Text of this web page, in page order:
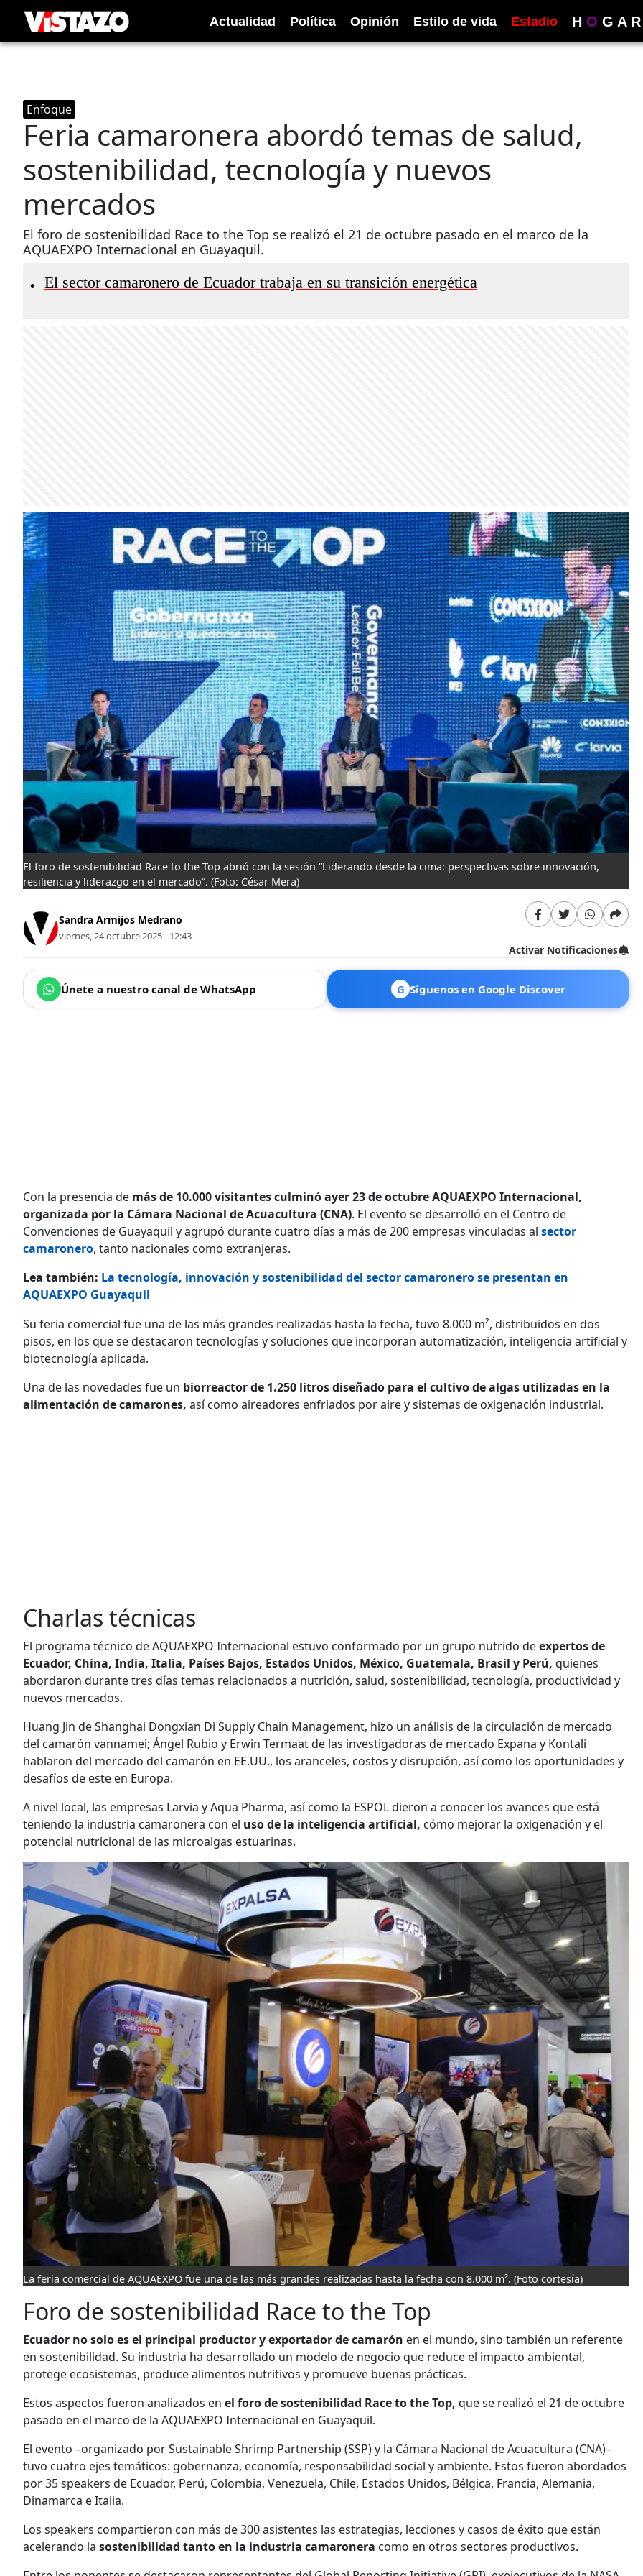
Actualidad Política Opinión Estilo de vida Estadio H O G A R
Enfoque
Feria camaronera abordó temas de salud,
sostenibilidad, tecnología y nuevos
mercados
El foro de sostenibilidad Race to the Top se realizó el 21 de octubre pasado en el marco de la
AQUAEXPO Internacional en Guayaquil.
• El sector camaronero de Ecuador trabaja en su transición energética
El foro de sostenibilidad Race to the Top abrió con la sesión “Liderando desde la cima: perspectivas sobre innovación,
resiliencia y liderazgo en el mercado”. (Foto: César Mera)
Sandra Armijos Medrano
viernes, 24 octubre 2025 - 12:43
Activar Notificaciones
Únete a nuestro canal de WhatsApp G Síguenos en Google Discover
Con la presencia de más de 10.000 visitantes culminó ayer 23 de octubre AQUAEXPO Internacional,
organizada por la Cámara Nacional de Acuacultura (CNA). El evento se desarrolló en el Centro de
Convenciones de Guayaquil y agrupó durante cuatro días a más de 200 empresas vinculadas al sector
camaronero, tanto nacionales como extranjeras.
Lea también: La tecnología, innovación y sostenibilidad del sector camaronero se presentan en
AQUAEXPO Guayaquil
Su feria comercial fue una de las más grandes realizadas hasta la fecha, tuvo 8.000 m², distribuidos en dos
pisos, en los que se destacaron tecnologías y soluciones que incorporan automatización, inteligencia artificial y
biotecnología aplicada.
Una de las novedades fue un biorreactor de 1.250 litros diseñado para el cultivo de algas utilizadas en la
alimentación de camarones, así como aireadores enfriados por aire y sistemas de oxigenación industrial.
Charlas técnicas
El programa técnico de AQUAEXPO Internacional estuvo conformado por un grupo nutrido deexpertos de
Ecuador, China, India, Italia, Países Bajos, Estados Unidos, México, Guatemala, Brasil y Perú, quienes
abordaron durante tres días temas relacionados a nutrición, salud, sostenibilidad, tecnología, productividad y
nuevos mercados.
Huang Jin de Shanghai Dongxian Di Supply Chain Management, hizo un análisis de la circulación de mercado
del camarón vannamei; Ángel Rubio y Erwin Termaat de las investigadoras de mercado Expana y Kontali
hablaron del mercado del camarón en EE.UU., los aranceles, costos y disrupción, así como los oportunidades y
desafíos de este en Europa.
A nivel local, las empresas Larvia y Aqua Pharma, así como la ESPOL dieron a conocer los avances que está
teniendo la industria camaronera con el uso de la inteligencia artificial, cómo mejorar la oxigenación y el
potencial nutricional de las microalgas estuarinas.
La feria comercial de AQUAEXPO fue una de las más grandes realizadas hasta la fecha con 8.000 m². (Foto cortesía)
Foro de sostenibilidad Race to the Top
Ecuador no solo es el principal productor y exportador de camarón en el mundo, sino también un referente
en sostenibilidad. Su industria ha desarrollado un modelo de negocio que reduce el impacto ambiental,
protege ecosistemas, produce alimentos nutritivos y promueve buenas prácticas.
Estos aspectos fueron analizados en el foro de sostenibilidad Race to the Top, que se realizó el 21 de octubre
pasado en el marco de la AQUAEXPO Internacional en Guayaquil.
El evento –organizado por Sustainable Shrimp Partnership (SSP) y la Cámara Nacional de Acuacultura (CNA)–
tuvo cuatro ejes temáticos: gobernanza, economía, responsabilidad social y ambiente. Estos fueron abordados
por 35 speakers de Ecuador, Perú, Colombia, Venezuela, Chile, Estados Unidos, Bélgica, Francia, Alemania,
Dinamarca e Italia.
Los speakers compartieron con más de 300 asistentes las estrategias, lecciones y casos de éxito que están
acelerando la sostenibilidad tanto en la industria camaronera como en otros sectores productivos.